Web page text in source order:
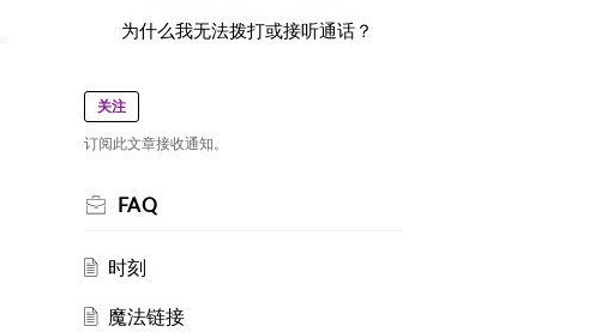
为什么我无法拨打或接听通话？
关注
订阅此文章接收通知。
FAQ
时刻
魔法链接